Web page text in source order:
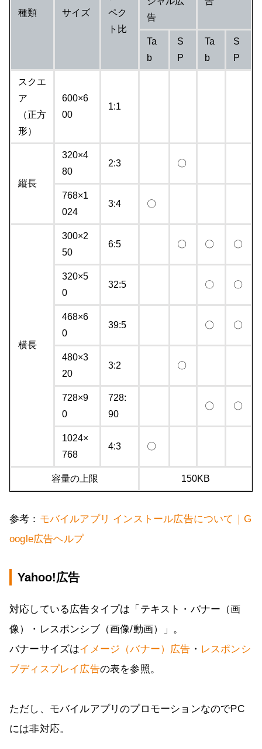
種類 サイズ
ペク
ト比
告
Ta
b
S
P
Ta
b
S
P
スクエ
ア
（正方
形）
600×6
00
1:1
縦長
320×4
80
2:3 〇
768×1
024
3:4 〇
横長
300×2
50
6:5 〇 〇 〇
320×5
0
32:5 〇 〇
468×6
0
39:5 〇 〇
480×3
20
3:2 〇
728×9
0
728:
90
〇 〇
1024×
768
4:3 〇
容量の上限 150KB
参考： モバイルアプリ インストール広告について｜G
oogle広告ヘルプ
Yahoo!広告
対応している広告タイプは「テキスト・バナー（画
像）・レスポンシブ（画像/動画）」。
バナーサイズはイメージ（バナー）広告 ・ レスポンシ
ブディスプレイ広告の表を参照。
ただし、モバイルアプリのプロモーションなのでPC
には非対応。